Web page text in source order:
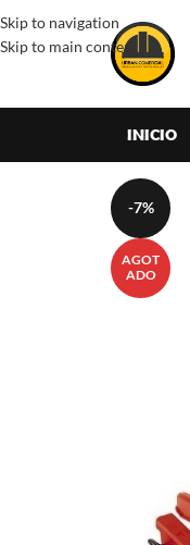
Skip to navigation
Skip to main content
INICIO
-7%
AGOT
ADO